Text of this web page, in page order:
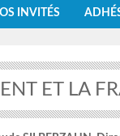
INVITÉS
ET LA